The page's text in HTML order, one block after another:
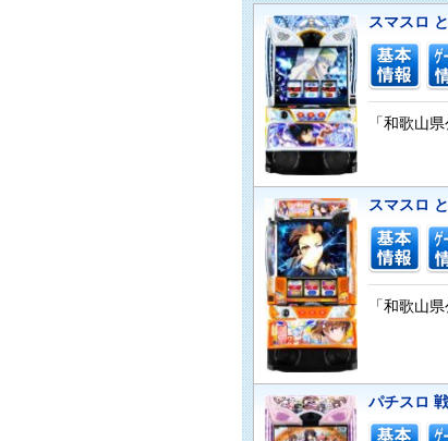
スマスロ
「和歌山
スマスロ
「和歌山
パチスロ